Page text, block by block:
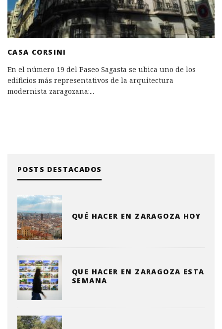
CASA CORSINI
En el número 19 del Paseo Sagasta se ubica uno de los
edificios más representativos de la arquitectura
modernista zaragozana:...
POSTS DESTACADOS
QUÉ HACER EN ZARAGOZA HOY
QUE HACER EN ZARAGOZA ESTA
SEMANA